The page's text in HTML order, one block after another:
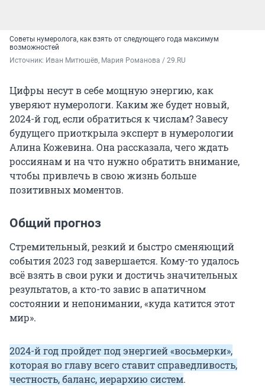
Советы нумеролога, как взять от следующего года максимум
возможностей
Источник: Иван Митюшёв, Мария Романова / 29.RU
Цифры несут в себе мощную энергию, как
уверяют нумерологи. Каким же будет новый,
2024-й год, если обратиться к числам? Завесу
будущего приоткрыла эксперт в нумерологии
Алина Кожевина. Она рассказала, чего ждать
россиянам и на что нужно обратить внимание,
чтобы привлечь в свою жизнь больше
позитивных моментов.
Общий прогноз
Стремительный, резкий и быстро сменяющий
события 2023 год завершается. Кому-то удалось
всё взять в свои руки и достичь значительных
результатов, а кто-то завис в апатичном
состоянии и непонимании, «куда катится этот
мир».
2024-й год пройдет под энергией «восьмерки»,
которая во главу всего ставит справедливость,
честность, баланс, иерархию систем.